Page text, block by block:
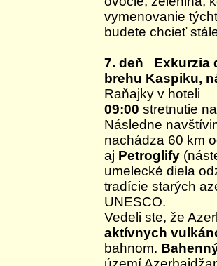
vymenovanie
budete chcieť
7. deň Exkurzia
brehu Kaspiku,
Raňajky v hoteli
09:00 stretnutie
Následne
nachádza 60 km
aj Petroglify
umelecké diela
tradície starých
UNESCO.
Vedeli ste, že
aktívnych
bahnom.